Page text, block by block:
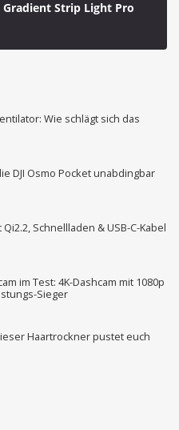
Strip Light Pro
Wie schlägt sich das
DJI Osmo Pocket unabdingbar
Schnellladen & USB-C-Kabel
im Test: 4K-Dashcam mit 1080p
Sieger
Haartrockner pustet euch